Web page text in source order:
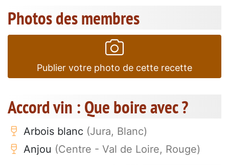
Photos des membres
Publier votre photo de cette recette
Accord vin : Que boire avec ?
Arbois blanc (Jura, Blanc)
Anjou (Centre - Val de Loire, Rouge)